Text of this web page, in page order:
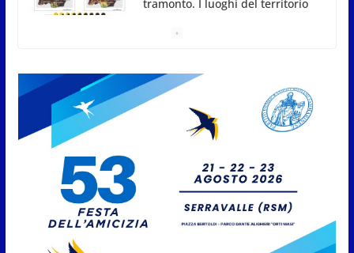
San Marino, stop agli abbruciamenti di residui
Caccuri celebra Roberto Sergio:
cittadinanza onoraria, chiavi
della città e premio alla carriera
7 Agosto 2026
Anche la FSGC nella nuova
partnership tra FIFA+ e DAZN